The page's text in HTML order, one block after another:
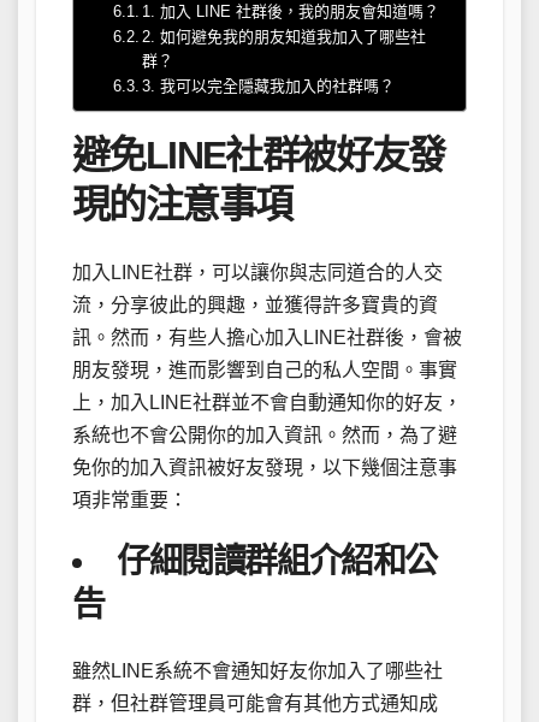
1. 加入 LINE 社群後，我的朋友會知道嗎？
2. 如何避免我的朋友知道我加入了哪些社
群？
3. 我可以完全隱藏我加入的社群嗎？
避免LINE社群被好友發
現的注意事項
加入LINE社群，可以讓你與志同道合的人交
流，分享彼此的興趣，並獲得許多寶貴的資
訊。然而，有些人擔心加入LINE社群後，會被
朋友發現，進而影響到自己的私人空間。事實
上，加入LINE社群並不會自動通知你的好友，
系統也不會公開你的加入資訊。然而，為了避
免你的加入資訊被好友發現，以下幾個注意事
項非常重要：
仔細閱讀群組介紹和公
告
雖然LINE系統不會通知好友你加入了哪些社
群，但社群管理員可能會有其他方式通知成